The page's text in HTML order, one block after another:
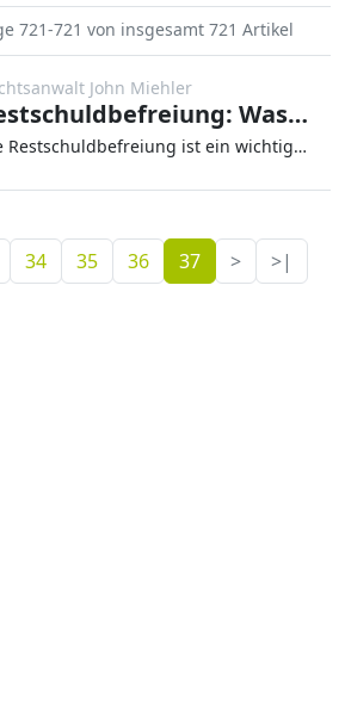
721-721 von insgesamt 721 Artikel
John Miehler
Restschuldbefreiung: Was bedeutet das?
Die Restschuldbefreiung ist ein wichtiger Grund für Schuldner ein Insolvenzverfahren anzustreben. Im Rahmen der Restschu
34 35 36 37 > >|